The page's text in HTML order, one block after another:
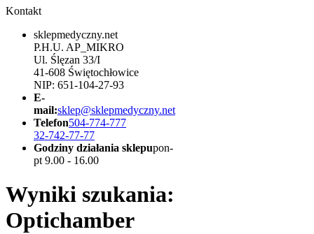
Kontakt
sklepmedyczny.net
P.H.U. AP_MIKRO
Ul. Ślęzan 33/I
41-608 Świętochłowice
NIP: 651-104-27-93
E-
mail:sklep@sklepmedyczny.net
Telefon504-774-777
32-742-77-77
Godziny działania sklepupon-
pt 9.00 - 16.00
Wyniki szukania:
Optichamber